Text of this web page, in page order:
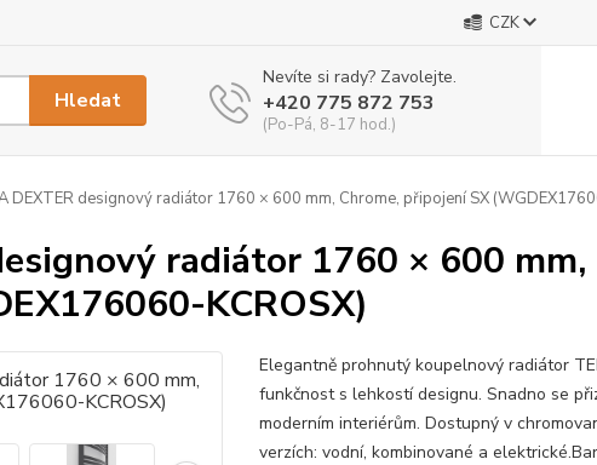
CZK
Hledat
Nevíte si rady? Zavolejte.
+420 775 872 753
(Po-Pá, 8-17 hod.)
DEXTER designový radiátor 1760 × 600 mm, Chrome, připojení SX
radiátor 1760 × 600 mm,
KCROSX)
Elegantně prohnutý koupelnový radiátor
funkčnost s lehkostí designu. Snadno se
moderním interiérům. Dostupný v
verzích: vodní, kombinované a